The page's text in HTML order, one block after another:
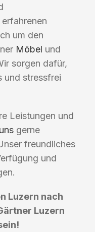
um den
Möbel und
sorgen dafür,
und stressfrei
Leistungen und
gerne
freundliches
und
Luzern nach
Luzern